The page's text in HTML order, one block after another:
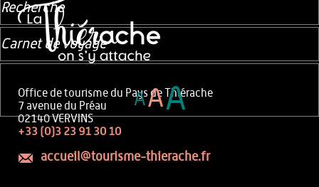
Office de tourisme du Pays de Thiérache
7 avenue du Préau
02140 VERVINS
+33 (0)3 23 91 30 10
accueil@tourisme-thierache.fr
Recherche
Carnet de voyage
AAA